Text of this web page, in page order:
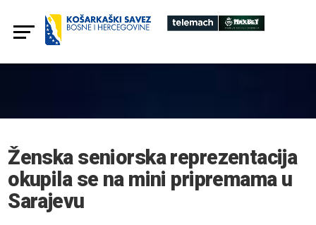
Ženska seniorska reprezentacija
okupila se na mini pripremama u
Sarajevu